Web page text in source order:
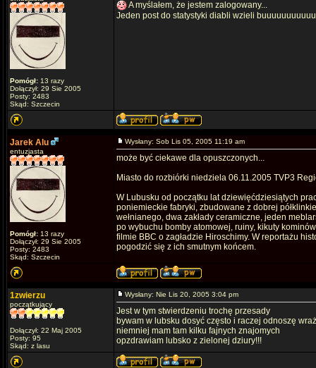
Pomógł: 13 razy
Dołączył: 29 Sie 2005
Posty: 2483
Skąd: Szczecin
A myślałem, że jestem zalogowany...
Jeden post do statystyki diabli wzieli buuuuuuuuuuu
Jarek Alu
entuzjasta
Pomógł: 13 razy
Dołączył: 29 Sie 2005
Posty: 2483
Skąd: Szczecin
Wysłany: Sob Lis 05, 2005 11:19 am
może być ciekawe dla opuszczonych...
Miasto do rozbiórki niedziela 06.11.2005 TVP3
W Lubusku od początku lat dziewięćdziesiątych
poniemieckie fabryki, zbudowane z dobrej
wełnianego, dwa zakłady ceramiczne, jeden
po wybuchu bomby atomowej, ruiny, kikuty
filmie BBC o zagładzie Hiroschimy. W reportażu
pogodzić się z ich smutnym końcem.
1zwierzu
początkujący
Dołączył: 22 Maj 2005
Posty: 95
Skąd: z lasu
Wysłany: Nie Lis 20, 2005 3:04 pm
Jest w tym stwierdzeniu trochę przesady
bywam w lubsku dosyć często i raczej odnoszę
niemniej mam tam kilku fajnych znajomych
opzdrawiam lubsko z zielonej dziury!!!